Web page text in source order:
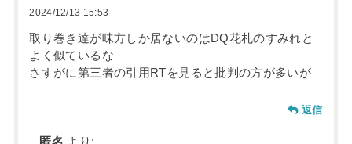
2024/12/13 15:53
取り巻き達が味方しか居ないのはDQ花札のすみれと
よく似ているな
さすがに第三者の引用RTを見ると批判の方が多いが
返信